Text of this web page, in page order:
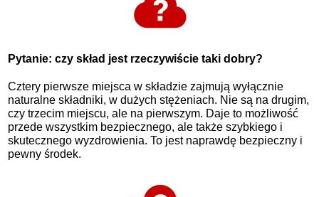
Pytanie: czy skład jest rzeczywiście taki dobry?
Cztery pierwsze miejsca w składzie zajmują wyłącznie
naturalne składniki, w dużych stężeniach. Nie są na drugim,
czy trzecim miejscu, ale na pierwszym. Daje to możliwość
przede wszystkim bezpiecznego, ale także szybkiego i
skutecznego wyzdrowienia. To jest naprawdę bezpieczny i
pewny środek.